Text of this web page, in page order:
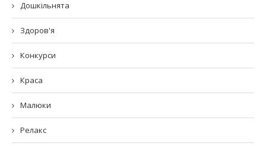
Дошкільнята
Здоров'я
Конкурси
Краса
Малюки
Релакс